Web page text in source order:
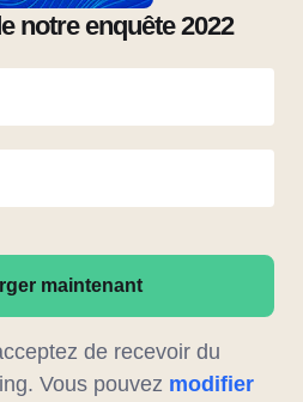
notre enquête 2022
maintenant
de recevoir du
Vous pouvez modifier